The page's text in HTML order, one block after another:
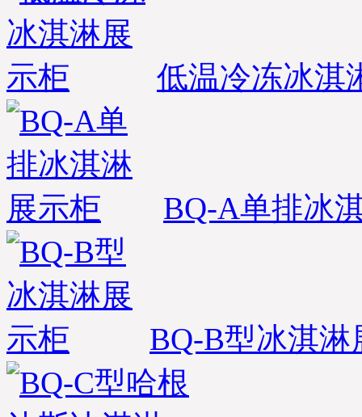
低温冷冻冰淇
BQ-A单排冰
BQ-B型冰淇淋